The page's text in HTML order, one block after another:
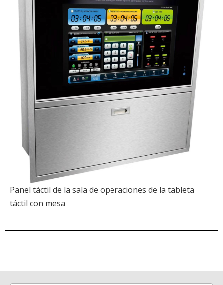
Panel táctil de la sala de operaciones de la tableta
táctil con mesa